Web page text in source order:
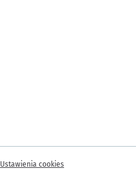
Ustawienia cookies